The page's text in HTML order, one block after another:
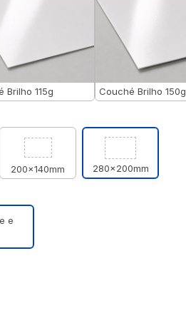
Brilho 115g Couché Brilho 150g
200x140mm 280x200mm
e